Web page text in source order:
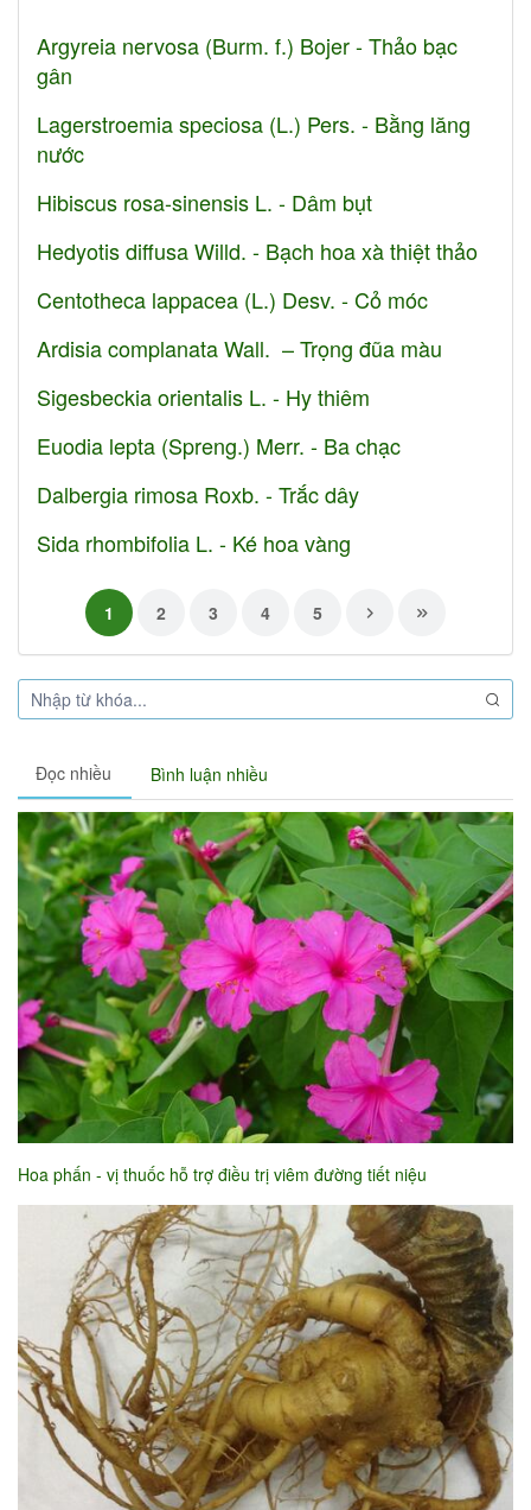
Argyreia nervosa (Burm. f.) Bojer - Thảo bạc
gân
Lagerstroemia speciosa (L.) Pers. - Bằng lăng
nước
Hibiscus rosa-sinensis L. - Dâm bụt
Hedyotis diffusa Willd. - Bạch hoa xà thiệt thảo
Centotheca lappacea (L.) Desv. - Cỏ móc
Ardisia complanata Wall. – Trọng đũa màu
Sigesbeckia orientalis L. - Hy thiêm
Euodia lepta (Spreng.) Merr. - Ba chạc
Dalbergia rimosa Roxb. - Trắc dây
Sida rhombifolia L. - Ké hoa vàng
1 2 3 4 5
Đọc nhiều Bình luận nhiều
Hoa phấn - vị thuốc hỗ trợ điều trị viêm đường tiết niệu